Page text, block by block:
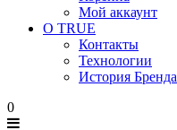
Мой аккаунт
О TRUE
Контакты
Технологии
История Бренда
0